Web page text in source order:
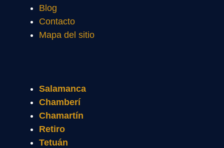
Blog
Contacto
Mapa del sitio
Salamanca
Chamberí
Chamartín
Retiro
Tetuán